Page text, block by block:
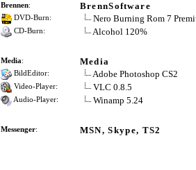
Brennen: BrennSoftware
DVD-Burn: Nero Burning Rom 7
CD-Burn: Alcohol 120%
Media: Media
BildEditor: Adobe Photoshop CS2
Video-Player: VLC 0.8.5
Audio-Player: Winamp 5.24
Messenger: MSN, Skype, TS2